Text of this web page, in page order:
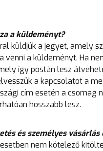
a küldeményt?
küldjük a jegyet, amely
venni a küldeményt. Ha
így postán lesz
a kapcsolatot a
cím esetén a csomag
hosszabb lesz.
és személyes
nem kötelező